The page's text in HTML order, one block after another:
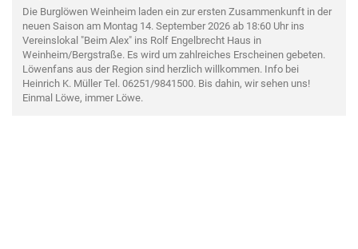
Die Burglöwen Weinheim laden ein zur ersten Zusammenkunft in der
neuen Saison am Montag 14. September 2026 ab 18:60 Uhr ins
Vereinslokal "Beim Alex" ins Rolf Engelbrecht Haus in
Weinheim/Bergstraße. Es wird um zahlreiches Erscheinen gebeten.
Löwenfans aus der Region sind herzlich willkommen. Info bei
Heinrich K. Müller Tel. 06251/9841500. Bis dahin, wir sehen uns!
Einmal Löwe, immer Löwe.